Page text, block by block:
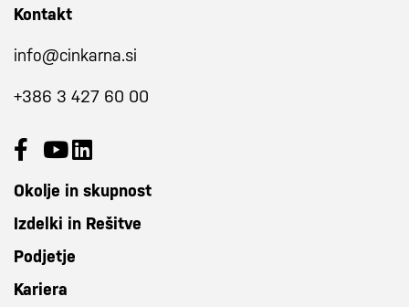
Kontakt
info@cinkarna.si
+386 3 427 60 00
Okolje in skupnost
Izdelki in Rešitve
Podjetje
Kariera